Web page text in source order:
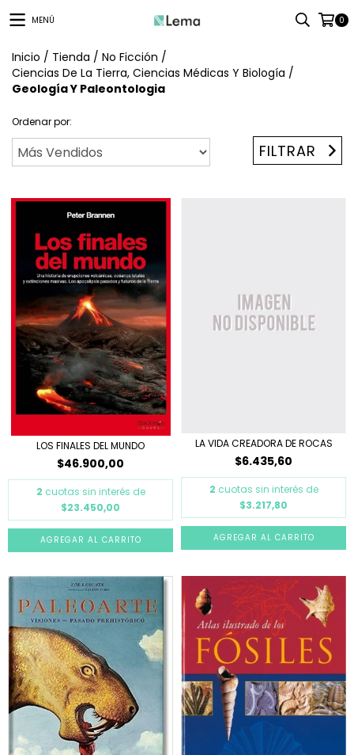
MENÚ 0
Inicio / Tienda / No Ficción /
Ciencias De La Tierra, Ciencias Médicas Y Biología /
Geología Y Paleontologia
Ordenar por:
FILTRAR
LOS FINALES DEL MUNDO
$46.900,00
2 cuotas sin interés de
$23.450,00
LA VIDA CREADORA DE ROCAS
$6.435,60
2 cuotas sin interés de
$3.217,80